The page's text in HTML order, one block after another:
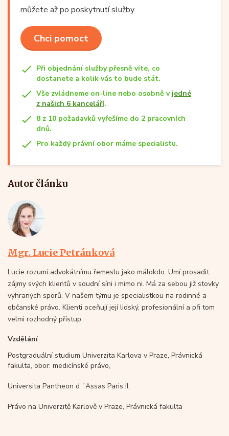
můžete až po poskytnutí služby.
Chci pomoct
Při objednání služby přesně víte, co
dostanete a kolik vás to bude stát.
Vše zvládneme on-line nebo osobně v jedné
z našich 6 kanceláří.
8 z 10 požadavků vyřešíme do 2 pracovních
dnů.
Pro každý právní obor máme specialistu.
Autor článku
Mgr. Lucie Petránková
Lucie rozumí advokátnímu řemeslu jako málokdo. Umí prosadit
zájmy svých klientů v soudní síni i mimo ni. Má za sebou již stovky
vyhraných sporů. V našem týmu je specialistkou na rodinné a
občanské právo. Klienti oceňují její lidský, profesionální a při tom
velmi rozhodný přístup.
Vzdělání
Postgraduální studium Univerzita Karlova v Praze, Právnická
fakulta, obor: medicínské právo,
Universita Pantheon d ´Assas Paris II,
Právo na Univerzitě Karlově v Praze, Právnická fakulta